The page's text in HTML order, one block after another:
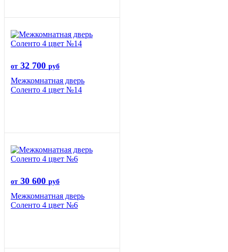
от 32 700 руб
Межкомнатная дверь
Соленто 4 цвет №14
от 30 600 руб
Межкомнатная дверь
Соленто 4 цвет №6